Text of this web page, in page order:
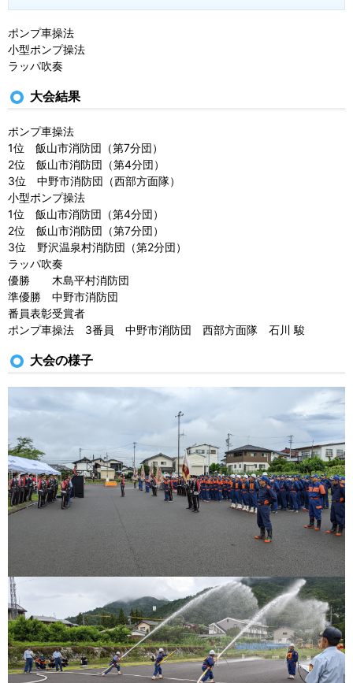
ポンプ車操法
小型ポンプ操法
ラッパ吹奏
大会結果
ポンプ車操法
1位 飯山市消防団（第7分団）
2位 飯山市消防団（第4分団）
3位 中野市消防団（西部方面隊）
小型ポンプ操法
1位 飯山市消防団（第4分団）
2位 飯山市消防団（第7分団）
3位 野沢温泉村消防団（第2分団）
ラッパ吹奏
優勝 木島平村消防団
準優勝 中野市消防団
番員表彰受賞者
ポンプ車操法 3番員 中野市消防団 西部方面隊 石川 駿
大会の様子